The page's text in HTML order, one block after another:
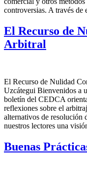
controversias. A través
El Recurso de
Arbitral
El Recurso de Nulidad
Uzcátegui Bienvenidos a
boletín del CEDCA
reflexiones sobre el
alternativos de resolución
nuestros lectores una
Buenas